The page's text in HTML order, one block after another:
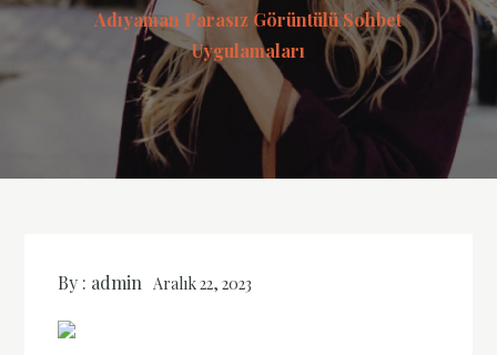
Adıyaman Parasız Görüntülü Sohbet
Uygulamaları
By : admin Aralık 22, 2023